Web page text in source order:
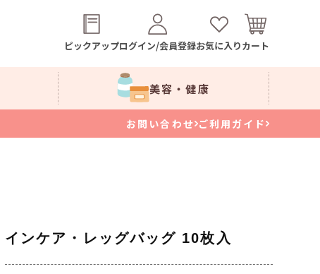
ピックアップログイン/会員登録お気に入りカート
美容・健康
お問い合わせ ご利用ガイド
インケア・レッグバッグ 10枚入